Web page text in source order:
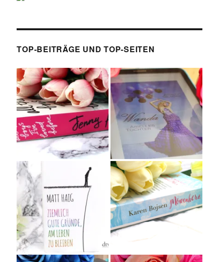
TOP-BEITRÄGE UND TOP-SEITEN